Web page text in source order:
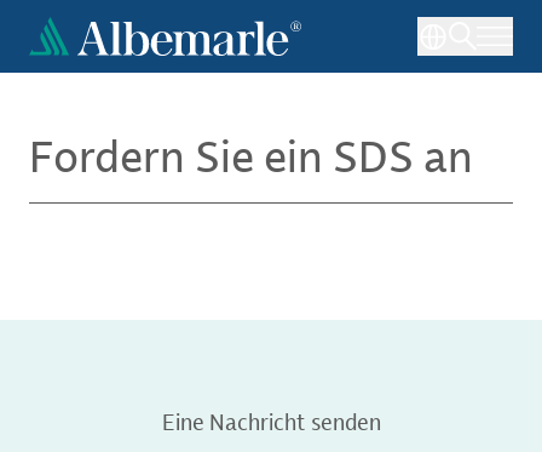
Direkt
zum
Inhalt
Fordern Sie ein SDS an
Eine Nachricht senden